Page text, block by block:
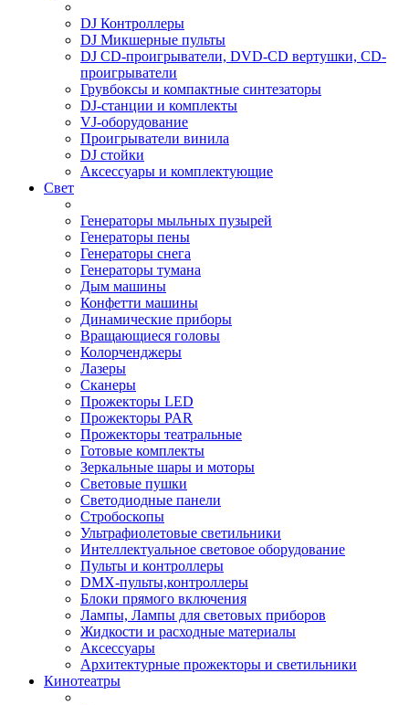
DJ Контроллеры
DJ Микшерные пульты
DJ CD-проигрыватели, DVD-CD вертушки, CD-
проигрыватели
Грувбоксы и компактные синтезаторы
DJ-станции и комплекты
VJ-оборудование
Проигрыватели винила
DJ стойки
Аксессуары и комплектующие
Свет
Генераторы мыльных пузырей
Генераторы пены
Генераторы снега
Генераторы тумана
Дым машины
Конфетти машины
Динамические приборы
Вращающиеся головы
Колорченджеры
Лазеры
Сканеры
Прожекторы LED
Прожекторы PAR
Прожекторы театральные
Готовые комплекты
Зеркальные шары и моторы
Световые пушки
Светодиодные панели
Стробоскопы
Ультрафиолетовые светильники
Интеллектуальное световое оборудование
Пульты и контроллеры
DMX-пульты,контроллеры
Блоки прямого включения
Лампы, Лампы для световых приборов
Жидкости и расходные материалы
Аксессуары
Архитектурные прожекторы и светильники
Кинотеатры